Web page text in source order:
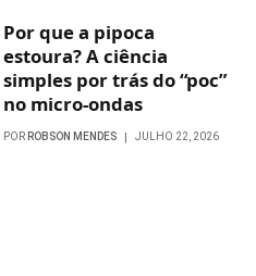
Por que a pipoca
estoura? A ciência
simples por trás do “poc”
no micro-ondas
POR ROBSON MENDES JULHO 22, 2026